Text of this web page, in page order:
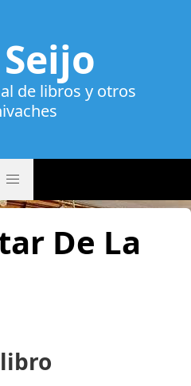
de libros y otros
De La